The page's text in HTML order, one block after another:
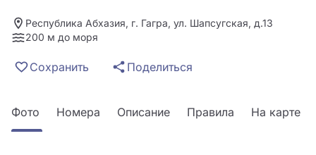
Республика Абхазия, г. Гагра, ул. Шапсугская, д.13
200 м до моря
Сохранить Поделиться
Фото Номера Описание Правила На карте